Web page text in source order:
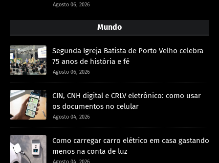
Agosto 06, 2026
Mundo
Segunda Igreja Batista de Porto Velho celebra
75 anos de história e fé
Agosto 06, 2026
CIN, CNH digital e CRLV eletrônico: como usar
os documentos no celular
Agosto 04, 2026
Como carregar carro elétrico em casa gastando
menos na conta de luz
Agosto 04, 2026